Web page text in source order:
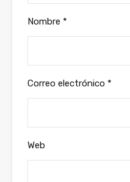
Nombre *
Correo electrónico *
Web